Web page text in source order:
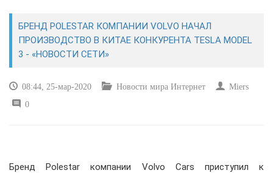
САЙТОСТРОЕНИЕ
ИНТЕРНЕТ И СВЯЗЬ
БРЕНД POLESTAR КОМПАНИИ VOLVO НАЧАЛ
ПРОИЗВОДСТВО В КИТАЕ КОНКУРЕНТА TESLA MODEL
3 - «НОВОСТИ СЕТИ»
08:44, 25-мар-2020 Новости мира Интернет
Miers
0
Бренд Polestar компании Volvo Cars приступил к